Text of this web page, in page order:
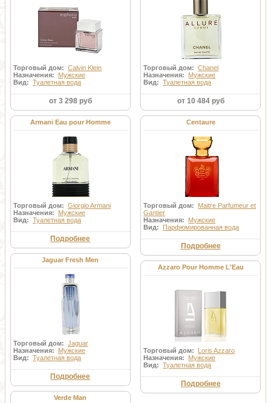
Торговый дом: Calvin Klein
Назначения: Мужские
Вид: Туалетная вода
от 3 298 руб
Торговый дом:Chanel
Назначения: Мужские
Вид:Туалетная вода
от 10 484 руб
Armani Eau pour Homme
Торговый дом: Giorgio Armani
Назначения: Мужские
Вид: Туалетная вода
Подробнее
Centaure
Торговый дом: Maitre Parfumeur et
Gantier
Назначения: Мужские
Вид:
Парфюмированная вода
Подробнее
Jaguar Fresh Men
Торговый дом: Jaguar
Назначения: Мужские
Вид: Туалетная вода
Подробнее
Azzaro Pour Homme L'Eau
Торговый дом:
Loris Azzaro
Назначения: Мужские
Вид:Туалетная вода
Подробнее
Verde Man